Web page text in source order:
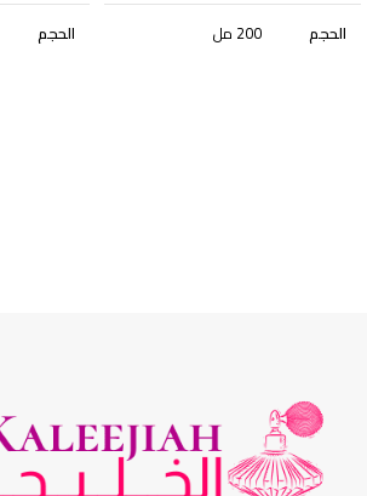
الحجم 200 مل الحجم